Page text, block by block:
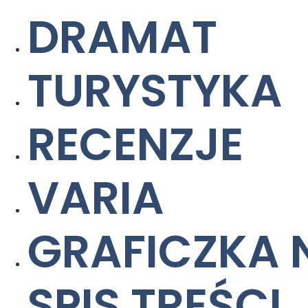
DRAMAT
TURYSTYKA
RECENZJE
VARIA
GRAFICZKA